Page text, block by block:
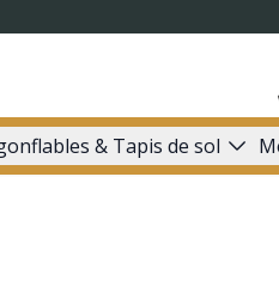
& Tapis de sol